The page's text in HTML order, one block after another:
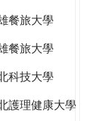
餐旅大學
餐旅大學
科技大學
護理健康大學